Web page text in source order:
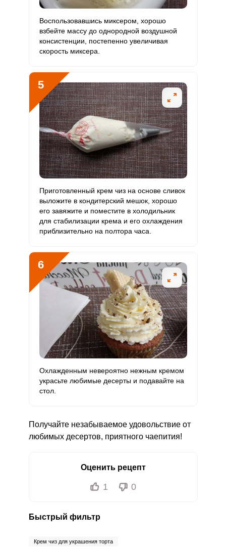
Рубидий 0 200 мкг 0 0
Селен 120 мкг 55 мкг 39 36.4
Фтор 128 мкг
Цинк 2.3 мг 12 мг 3.4 3.2
Бор 0 1200 мкг 0 0
Ванадий 0 20 мкг 0 0
Молибден 30.8 мкг 70 мкг 7.9 7.3
Воспользовавшись миксером, хорошо
взбейте массу до однородной воздушной
консистенции, постепенно увеличивая
скорость миксера.
5
Приготовленный крем чиз на основе сливок
выложите в кондитерский мешок, хорошо
его завяжите и поместите в холодильник
для стабилизации крема и его охлаждения
приблизительно на полтора часа.
6
Охлажденным невероятно нежным кремом
украсьте любимые десерты и подавайте на
стол.
Получайте незабываемое удовольствие от
любимых десертов, приятного чаепития!
Оценить рецепт
1 0
Быстрый фильтр
Крем чиз для украшения торта